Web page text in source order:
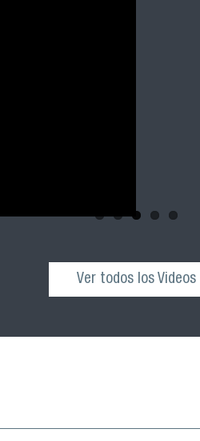
Ver todos los Videos